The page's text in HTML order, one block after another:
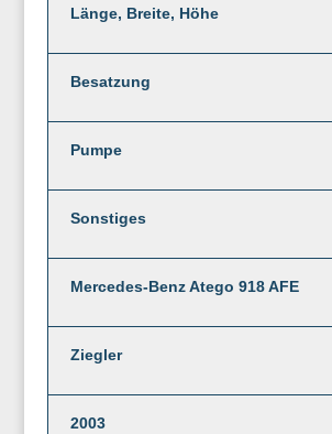
Länge, Breite, Höhe
Besatzung
Pumpe
Sonstiges
Mercedes-Benz Atego 918 AFE
Ziegler
2003